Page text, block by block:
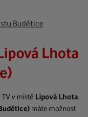
Budětice
Lhota
v místě Lipová Lhota.
máte možnost